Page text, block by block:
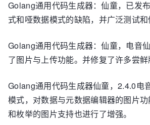
Golang通用代码生成器：仙童，已发
式和哑数据模式的缺陷，并广泛测试
Golang通用代码生成器：仙童，电音
了图片与上传功能。并修复了许多尝
Golang通用代码生成器仙童，2.4.0电
模式，对数据与元数据编辑器的图片
和枚举的图片支持也进行了增强。